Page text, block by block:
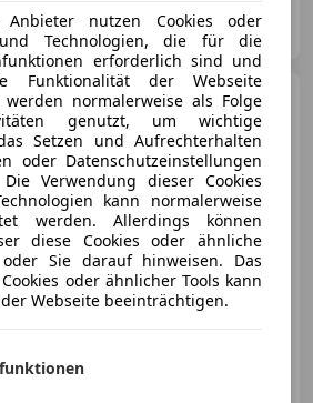
BMW M2
€ 92 890
Benzin
nutzen Cookies oder
Technologien, die für die
erforderlich sind und
Funktionalität der Webseite
normalerweise als Folge
genutzt, um wichtige
Setzen und Aufrechterhalten
oder Datenschutzeinstellungen
Verwendung dieser Cookies
kann normalerweise
werden. Allerdings können
diese Cookies oder ähnliche
Sie darauf hinweisen. Das
oder ähnlicher Tools kann
Webseite beeinträchtigen.